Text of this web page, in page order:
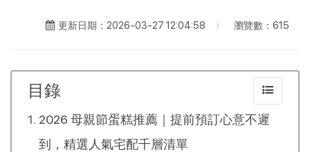
更新日期：2026-03-27 12:04:58 瀏覽數：615
目錄
2026 母親節蛋糕推薦｜提前預訂心意不遲
到，精選人氣宅配千層清單